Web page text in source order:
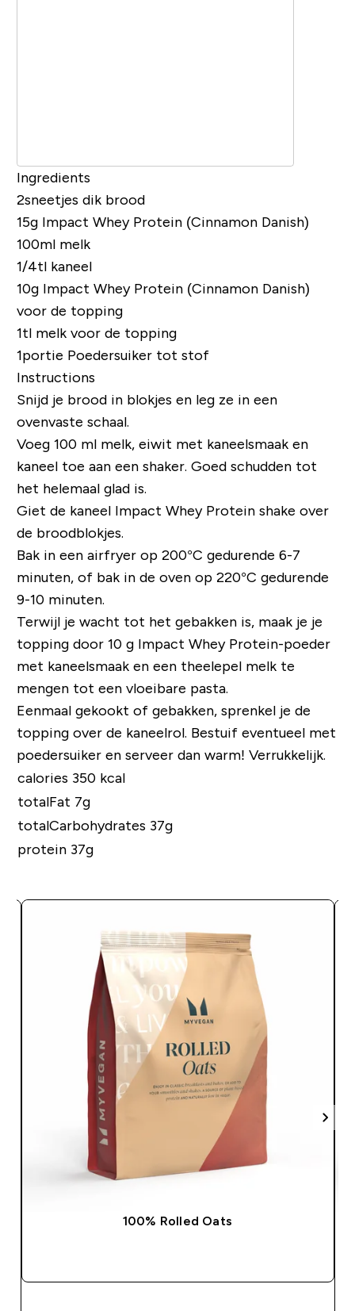
Ingredients
2sneetjes dik brood
15gImpact Whey Protein (Cinnamon Danish)
100ml melk
1/4tl kaneel
10gImpact Whey Protein (Cinnamon Danish)
voor de topping
1tl melk voor de topping
1portie Poedersuiker tot stof
Instructions
Snijd je brood in blokjes en leg ze in een
ovenvaste schaal.
Voeg 100 ml melk, eiwit met kaneelsmaak en
kaneel toe aan een shaker. Goed schudden tot
het helemaal glad is.
Giet de kaneel Impact Whey Protein shake over
de broodblokjes.
Bak in een airfryer op 200°C gedurende 6-7
minuten, of bak in de oven op 220°C gedurende
9-10 minuten.
Terwijl je wacht tot het gebakken is, maak je je
topping door 10 g Impact Whey Protein-poeder
met kaneelsmaak en een theelepel melk te
mengen tot een vloeibare pasta.
Eenmaal gekookt of gebakken, sprenkel je de
topping over de kaneelrol. Bestuif eventueel met
poedersuiker en serveer dan warm! Verrukkelijk.
calories 350 kcal
totalFat 7g
totalCarbohydrates 37g
protein 37g
100% Rolled Oats